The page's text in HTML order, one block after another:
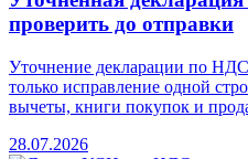
проверить до отправки
Уточнение декларации по
только исправление одной
вычеты, книги покупок и
28.07.2026